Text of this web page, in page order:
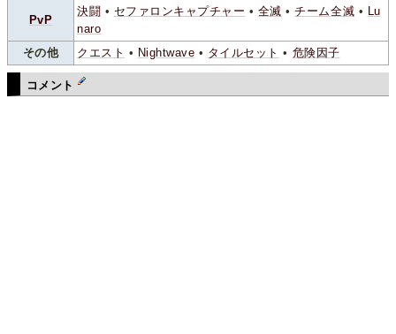
PvP
決闘 • セファロンキャプチャー • 全滅 •チーム全滅 • Lu
naro
その他
クエスト • Nightwave • タイルセット • 危険因子
コメント